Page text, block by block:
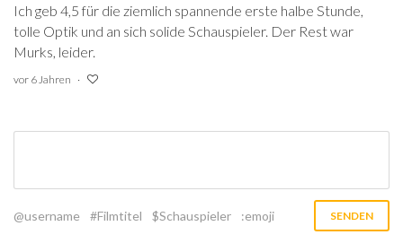
Ich geb 4,5 für die ziemlich spannende erste halbe Stunde,
tolle Optik und an sich solide Schauspieler. Der Rest war
Murks, leider.
vor 6 Jahren
@username #Filmtitel $Schauspieler :emoji